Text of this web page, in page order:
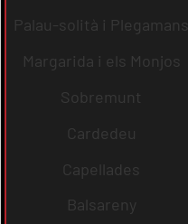
Palau-solità i Plegamans
Margarida i els Monjos
Sobremunt
Cardedeu
Capellades
Balsareny